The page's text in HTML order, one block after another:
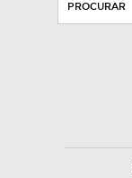
PROCURAR